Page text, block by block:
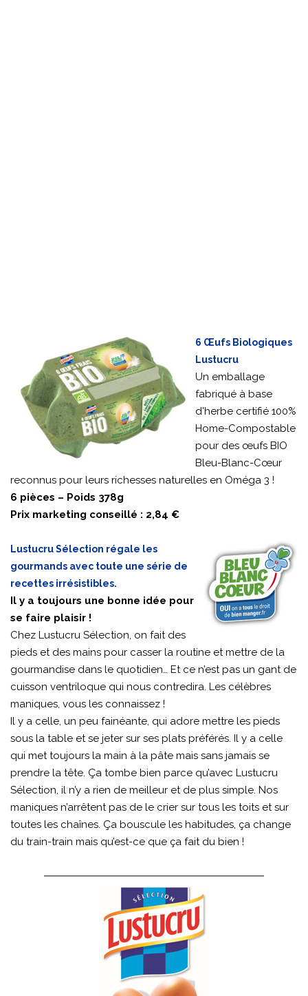
6 Œufs Biologiques
Lustucru
Un emballage
fabriqué à base
d'herbe certifié 100%
Home-Compostable
pour des œufs BIO
Bleu-Blanc-Cœur
reconnus pour leurs richesses naturelles en Oméga 3 !
6 pièces – Poids 378g
Prix marketing conseillé : 2,84 €
Lustucru Sélection régale les
gourmands avec toute une série de
recettes irrésistibles.
Il y a toujours une bonne idée pour
se faire plaisir !
Chez Lustucru Sélection, on fait des
pieds et des mains pour casser la routine et mettre de la
gourmandise dans le quotidien… Et ce n’est pas un gant de
cuisson ventriloque qui nous contredira. Les célèbres
maniques, vous les connaissez !
Il y a celle, un peu fainéante, qui adore mettre les pieds
sous la table et se jeter sur ses plats préférés. Il y a celle
qui met toujours la main à la pâte mais sans jamais se
prendre la tête. Ça tombe bien parce qu’avec Lustucru
Sélection, il n’y a rien de meilleur et de plus simple. Nos
maniques n’arrêtent pas de le crier sur tous les toits et sur
toutes les chaînes. Ça bouscule les habitudes, ça change
du train-train mais qu’est-ce que ça fait du bien !